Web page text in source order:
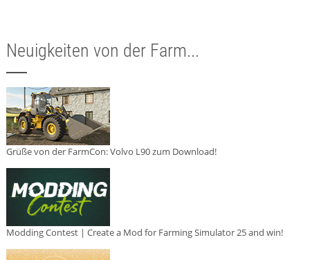
Neuigkeiten von der Farm...
Grüße von der FarmCon: Volvo L90 zum Download!
Modding Contest | Create a Mod for Farming Simulator 25 and win!